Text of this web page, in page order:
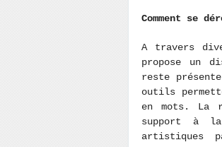
Comment se
A travers
propose un
reste
outils
en mots. La
support à la
artistiques